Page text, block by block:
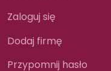
Zaloguj się
Dodaj firmę
Przypomnij hasło